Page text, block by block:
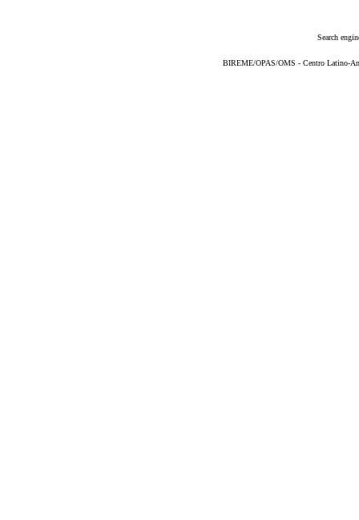
Search
BIREME/OPAS/OMS - Centro Latino-